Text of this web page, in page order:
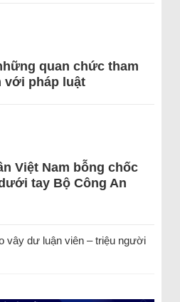
quan chức tham
với pháp luật
Việt Nam bỗng chốc
tay Bộ Công An
vây dư luận viên – triệu người